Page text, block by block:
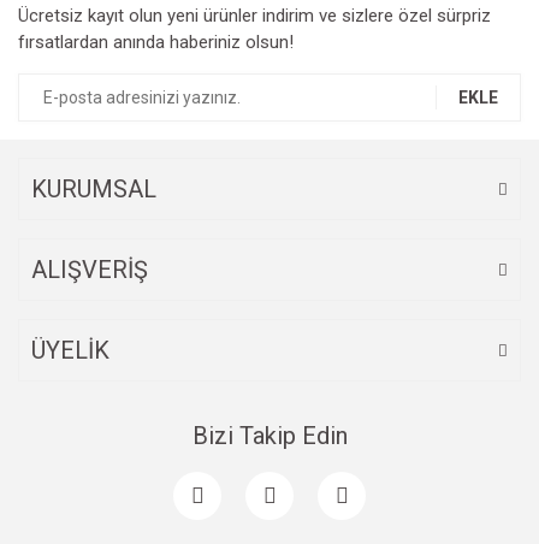
Ürün resmi kalitesiz, bozuk veya görüntülenemiyor.
Ürün açıklamasında eksik bilgiler bulunuyor.
Ücretsiz kayıt olun yeni ürünler indirim ve sizlere özel sürpriz
fırsatlardan anında haberiniz olsun!
EKLE
KURUMSAL
ALIŞVERİŞ
ÜYELİK
Bizi Takip Edin